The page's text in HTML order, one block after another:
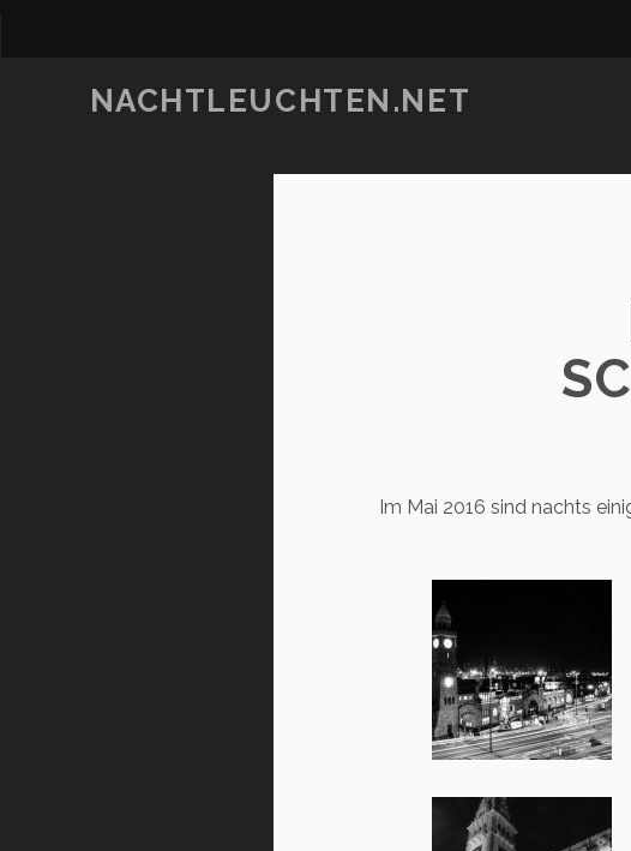
NACHTLEUCHTEN.NET
Im Mai 2016 sind nachts